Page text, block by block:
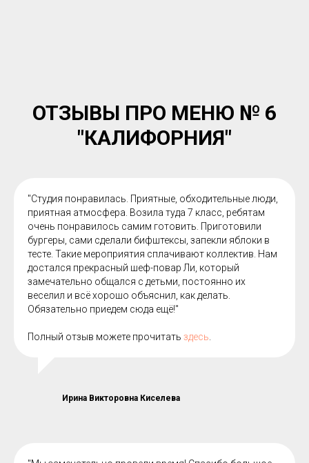
ОТЗЫВЫ ПРО МЕНЮ № 6
"КАЛИФОРНИЯ"
"Студия понравилась. Приятные, обходительные люди,
приятная атмосфера. Возила туда 7 класс, ребятам
очень понравилось самим готовить. Приготовили
бургеры, сами сделали бифштексы, запекли яблоки в
тесте. Такие мероприятия сплачивают коллектив. Нам
достался прекрасный шеф-повар Ли, который
замечательно общался с детьми, постоянно их
веселил и всё хорошо объяснил, как делать.
Обязательно приедем сюда ещё!"
Полный отзыв можете прочитать здесь
Ирина Викторовна Киселева